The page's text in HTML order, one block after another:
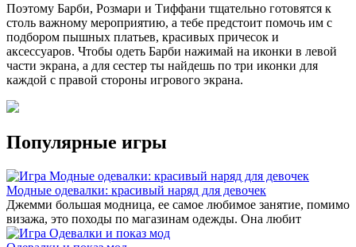
Поэтому Барби, Розмари и Тиффани тщательно готовятся к
столь важному мероприятию, а тебе предстоит помочь им с
подбором пышных платьев, красивых причесок и
аксессуаров. Чтобы одеть Барби нажимай на иконки в левой
части экрана, а для сестер ты найдешь по три иконки для
каждой с правой стороны игрового экрана.
Популярные игры
Модные одевалки: красивый наряд для девочек
Джемми большая модница, ее самое любимое занятие, помимо
визажа, это походы по магазинам одежды. Она любит